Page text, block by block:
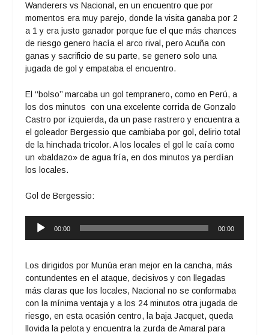
Wanderers vs Nacional, en un encuentro que por
momentos era muy parejo, donde la visita ganaba por 2
a 1 y era justo ganador porque fue el que más chances
de riesgo genero hacía el arco rival, pero Acuña con
ganas y sacrificio de su parte, se genero solo una
jugada de gol y empataba el encuentro.
El ‘‘bolso’’ marcaba un gol tempranero, como en Perú, a
los dos minutos con una excelente corrida de Gonzalo
Castro por izquierda, da un pase rastrero y encuentra a
el goleador Bergessio que cambiaba por gol, delirio total
de la hinchada tricolor. A los locales el gol le caía como
un «baldazo» de agua fría, en dos minutos ya perdían
los locales.
Gol de Bergessio:
Reproductor
00:00 00:00
Los dirigidos por Munúa eran mejor en la cancha, más
contundentes en el ataque, decisivos y con llegadas
más claras que los locales, Nacional no se conformaba
con la mínima ventaja y a los 24 minutos otra jugada de
riesgo, en esta ocasión centro, la baja Jacquet, queda
llovida la pelota y encuentra la zurda de Amaral para